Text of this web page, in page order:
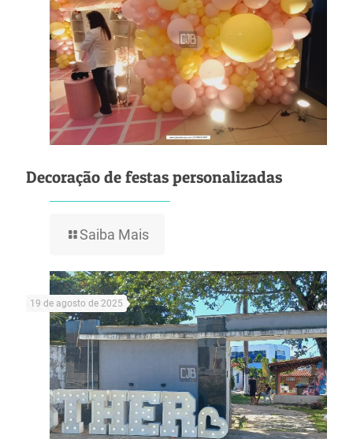
Decoração de festas personalizadas
Saiba Mais
19 de agosto de 2025